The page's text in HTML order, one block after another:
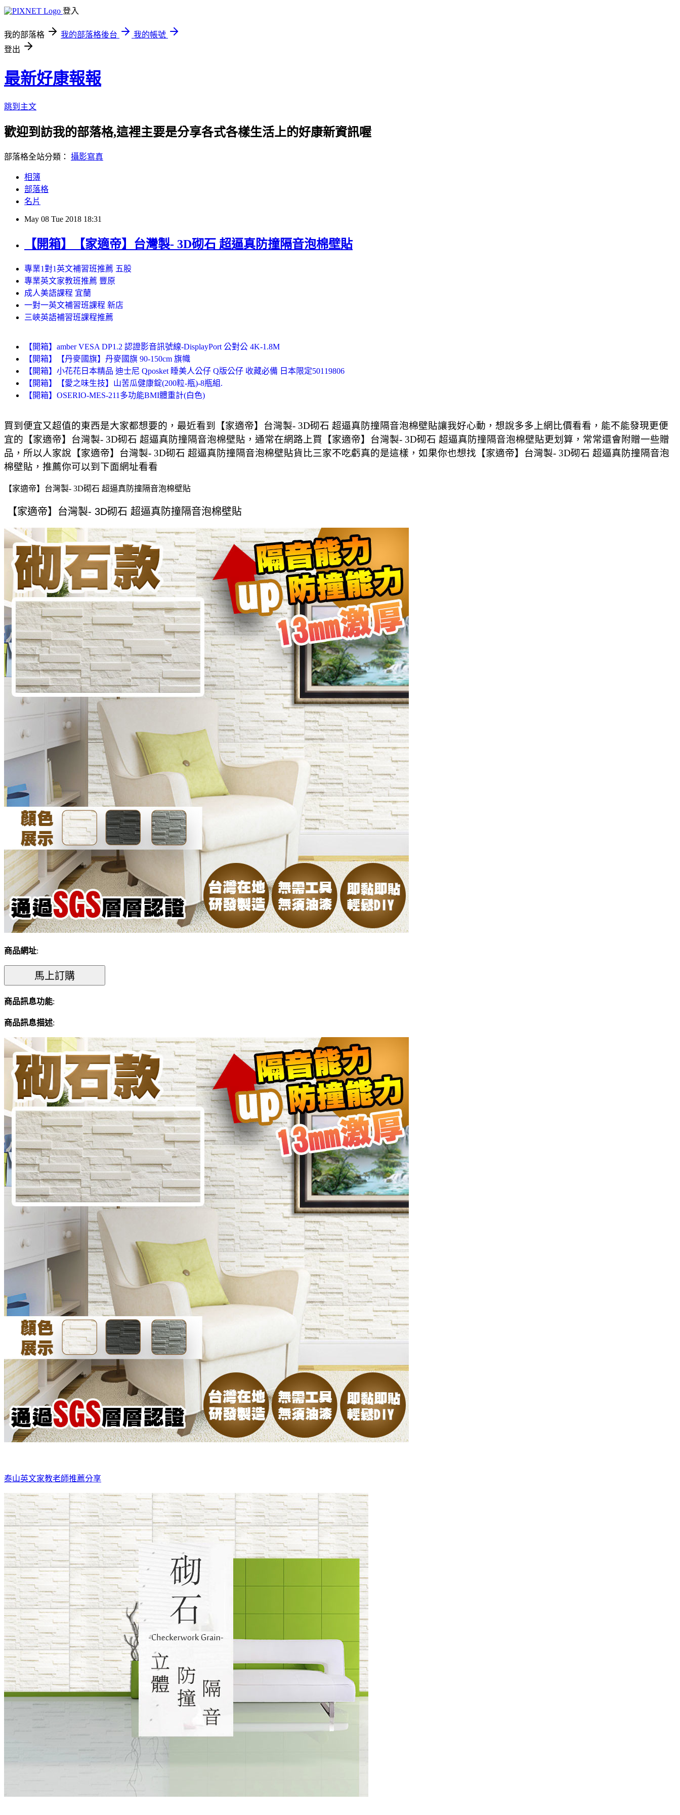
登入
我的部落格 我的部落格後台
我的帳號
登出
最新好康報報
跳到主文
歡迎到訪我的部落格,這裡主要是分享各式各樣生活上的好康新資訊喔
部落格全站分類： 攝影寫真
相簿
部落格
名片
May 08 Tue 2018 18:31
【開箱】【家適帝】台灣製- 3D砌石 超逼真防撞隔音泡棉壁貼
專業1對1英文補習班推薦 五股
專業英文家教班推薦 豐原
成人美語課程 宜蘭
一對一英文補習班課程 新店
三峽英語補習班課程推薦
【開箱】amber VESA DP1.2 認證影音訊號線-DisplayPort 公對公 4K-1.8M
【開箱】【丹麥國旗】丹麥國旗 90-150cm 旗幟
【開箱】小花花日本精品 迪士尼 Qposket 睡美人公仔 Q版公仔 收藏必備 日本限定50119806
【開箱】【愛之味生技】山苦瓜健康錠(200粒-瓶)-8瓶組.
【開箱】OSERIO-MES-211多功能BMI體重計(白色)
買到便宜又超值的東西是大家都想要的，最近看到【家適帝】台灣製- 3D砌石 超逼真防撞隔音泡棉壁貼讓我好心動，想說多多上網比價看看，能不能發現更便
宜的【家適帝】台灣製- 3D砌石 超逼真防撞隔音泡棉壁貼，通常在網路上買【家適帝】台灣製- 3D砌石 超逼真防撞隔音泡棉壁貼更划算，常常還會附贈一些贈
品，所以人家說【家適帝】台灣製- 3D砌石 超逼真防撞隔音泡棉壁貼貨比三家不吃虧真的是這樣，如果你也想找【家適帝】台灣製- 3D砌石 超逼真防撞隔音泡
棉壁貼，推薦你可以到下面網址看看
【家適帝】台灣製- 3D砌石 超逼真防撞隔音泡棉壁貼
商品網址:
商品訊息功能:
商品訊息描述:
泰山英文家教老師推薦分享